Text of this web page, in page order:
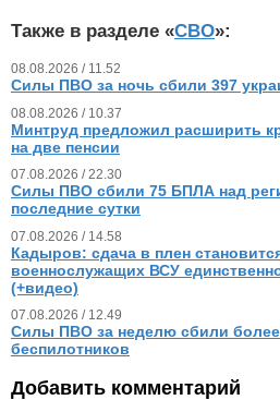
Также в разделе «СВО»:
08.08.2026 / 11.52
Силы ПВО за ночь сбили 397
08.08.2026 / 10.37
Минтруд предложил расширить
на две пенсии
07.08.2026 / 22.30
Силы ПВО сбили 75 БПЛА над
последние сутки
07.08.2026 / 14.58
Кадыров: сдача в плен
военнослужащих ВСУ
(+видео)
07.08.2026 / 12.49
Силы ПВО за неделю сбили более
беспилотников
Добавить комментарий